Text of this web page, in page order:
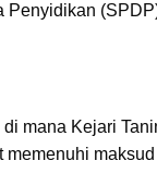
Penyidikan
mana Kejari
memenuhi